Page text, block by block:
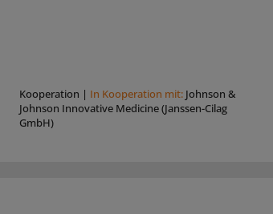
Kooperation | In Kooperation mit: Johnson &
Johnson Innovative Medicine (Janssen-Cilag
GmbH)